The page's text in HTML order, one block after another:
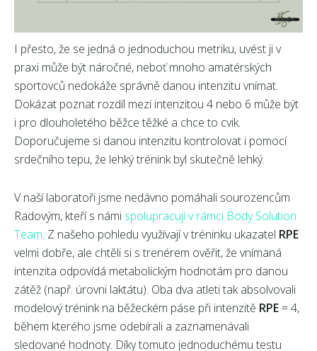
I přesto, že se jedná o jednoduchou metriku, uvést ji v
praxi může být náročné, neboť mnoho amatérských
sportovců nedokáže správně danou intenzitu vnímat.
Dokázat poznat rozdíl mezi intenzitou 4 nebo 6 může být
i pro dlouholetého běžce těžké a chce to cvik.
Doporučujeme si danou intenzitu kontrolovat i pomocí
srdečního tepu, že lehký trénink byl skutečně lehký.
V naší laboratoři jsme nedávno pomáhali sourozencům
Radovým, kteří s námi spolupracují v rámci Body Solution
Team. Z našeho pohledu využívají v tréninku ukazatel RPE
velmi dobře, ale chtěli si s trenérem ověřit, že vnímaná
intenzita odpovídá metabolickým hodnotám pro danou
zátěž (např. úrovni laktátu). Oba dva atleti tak absolvovali
modelový trénink na běžeckém páse při intenzitě RPE = 4,
během kterého jsme odebírali a zaznamenávali
sledované hodnoty. Díky tomuto jednoduchému testu